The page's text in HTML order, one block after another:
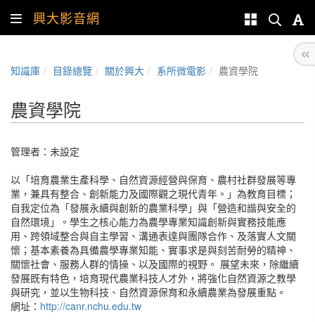
興大影音網
知識庫 目錄總覽 關於興大 系所微電影 農資學院
農資學院
管理者：未設定
以「培育農業生產科學、自然資源經營與保育、農村社群發展等專
業，兼具有整合、創新能力及國際觀之現代青年。」為教育目標；
自我定位為「發展永續與創新的農業科學」與「營造和諧與安全的
自然環境」。學生之核心能力為農學專業知識創新與實務技能應
用、跨領域整合與自主學習、溝通表達與團隊合作、及落實人文關
懷；基本素養為具備農學專業知能、實事求是與刻苦耐勞的精神、
關懷社會、服務人群的情操、以及國際的視野。 展望未來，除繼續
發展既有特色，培育現代農業科技人才外，將強化自然資源之教學
與研究，並以生物科技、自然資源保育和永續農業為發展重點。
網址： http://canr.nchu.edu.tw